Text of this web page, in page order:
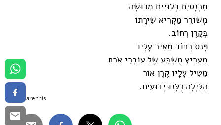
מִכְנָסַיִם בְּלוּיִים מִבּוּשָׁה
מְשׁוֹרֵר מַקְרִיא שִׁירָתוֹ
בְּקֶרֶן רְחוֹב.
פָּנַס רְחוֹב מֵאִיר עָלָיו
מַעֲרִיץ מֻשְׁבָּע שֶׁל עוֹבְרֵי אֹרַח
מֵטִיל עָלָיו קֶרֶן אוֹר
הַלַּיְלָה כֻּלָּנוּ יְדוּעִים.
Share this...